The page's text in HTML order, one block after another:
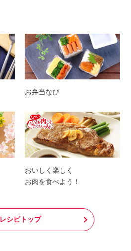
お弁当なび
おいしく楽しく
お肉を食べよう！
レシピトップ